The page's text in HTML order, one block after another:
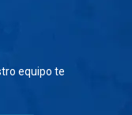
equipo te